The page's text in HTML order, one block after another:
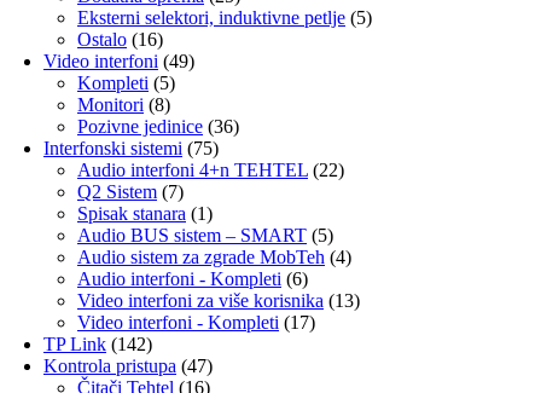
Eksterni selektori, induktivne petlje (5)
Ostalo (16)
Video interfoni (49)
Kompleti (5)
Monitori (8)
Pozivne jedinice (36)
Interfonski sistemi (75)
Audio interfoni 4+n TEHTEL (22)
Q2 Sistem (7)
Spisak stanara (1)
Audio BUS sistem – SMART (5)
Audio sistem za zgrade MobTeh (4)
Audio interfoni - Kompleti (6)
Video interfoni za više korisnika (13)
Video interfoni - Kompleti (17)
TP Link (142)
Kontrola pristupa (47)
Čitači Tehtel (16)